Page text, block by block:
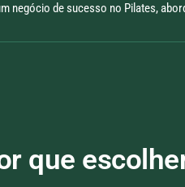
negócio de sucesso no Pilates,
que